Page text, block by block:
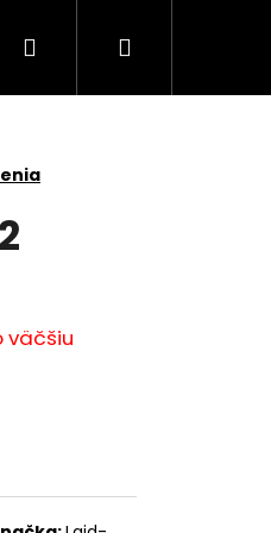
PrihlásenieNákupný
väčšiu